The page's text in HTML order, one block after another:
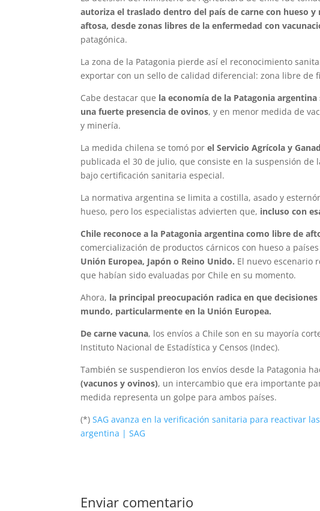
autoriza el traslado dentro del país de carne con hueso
aftosa, desde zonas libres de la enfermedad con
patagónica.
La zona de la Patagonia pierde así el reconocimiento
exportar con un sello de calidad diferencial: zona libre de
Cabe destacar que la economía de la Patagonia
una fuerte presencia de ovinos, y en menor medida de
y minería.
La medida chilena se tomó porel Servicio Agrícola y
publicada el 30 de julio, que consiste en la suspensión
bajo certificación sanitaria especial.
La normativa argentina se limita a costilla, asado y
hueso, pero los especialistas advierten que, incluso con
Chile reconoce a la Patagonia argentina como libre de
comercialización de productos cárnicos con hueso a
Unión Europea, Japón o Reino Unido. El nuevo escenario
que habían sido evaluadas por Chile en su momento.
Ahora, la principal preocupación radica en que
mundo, particularmente en la Unión Europea.
De carne vacuna, los envíos a Chile son en su mayoría
Instituto Nacional de Estadística y Censos (Indec).
También se suspendieron los envíos desde la Patagonia
(vacunos y ovinos), un intercambio que era importante
medida representa un golpe para ambos países.
(*)SAG avanza en la verificación sanitaria para reactivar
argentina | SAG
Enviar comentario